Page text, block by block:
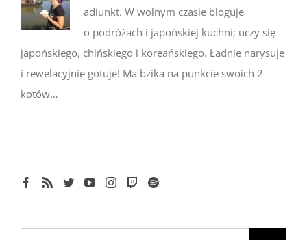
adiunkt. W wolnym czasie bloguje
o podróżach i japońskiej kuchni; uczy się
japońskiego, chińskiego i koreańskiego. Ładnie narysuje
i rewelacyjnie gotuje! Ma bzika na punkcie swoich 2
kotów…